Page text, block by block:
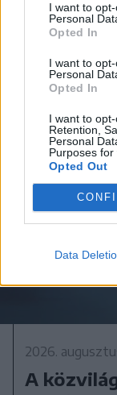
I want to
Personal
Opted In
I want to
Personal
Opted In
I want to
Retention,
Personal
Purposes for
Opted Out
Data
2026.
A